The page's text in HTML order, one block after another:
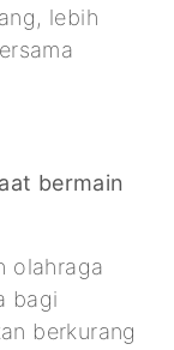
lebih
bermain
olahraga
bagi
berkurang